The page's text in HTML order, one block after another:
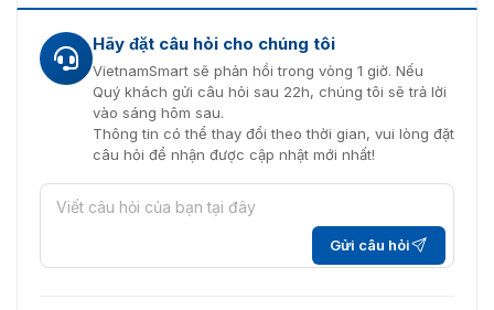
Việt, tiếng Hungary, tiếng
Hà Lan, tiếng Rumani,
tiếng Séc, tiếng Bungari,
tiếng Ukraina, tiếng
Bồ Đào Nha, tiếng Slovak
Hãy đặt câu hỏi cho chúng tôi
VietnamSmart sẽ phản hồi trong vòng 1 giờ. Nếu
Quý khách gửi câu hỏi sau 22h, chúng tôi sẽ trả lời
vào sáng hôm sau.
Thông tin có thể thay đổi theo thời gian, vui lòng đặt
câu hỏi để nhận được cập nhật mới nhất!
Gửi câu hỏi